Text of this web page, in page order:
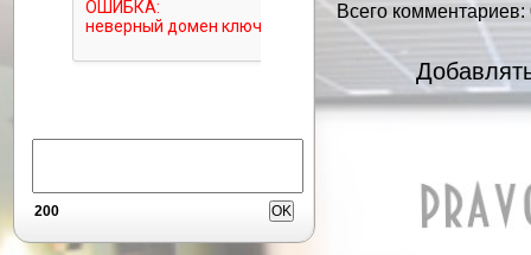
Всего комментариев:
200